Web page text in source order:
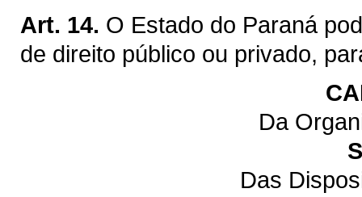
Art. 14. O Estado do Paraná
de direito público ou privado,
Da
Das